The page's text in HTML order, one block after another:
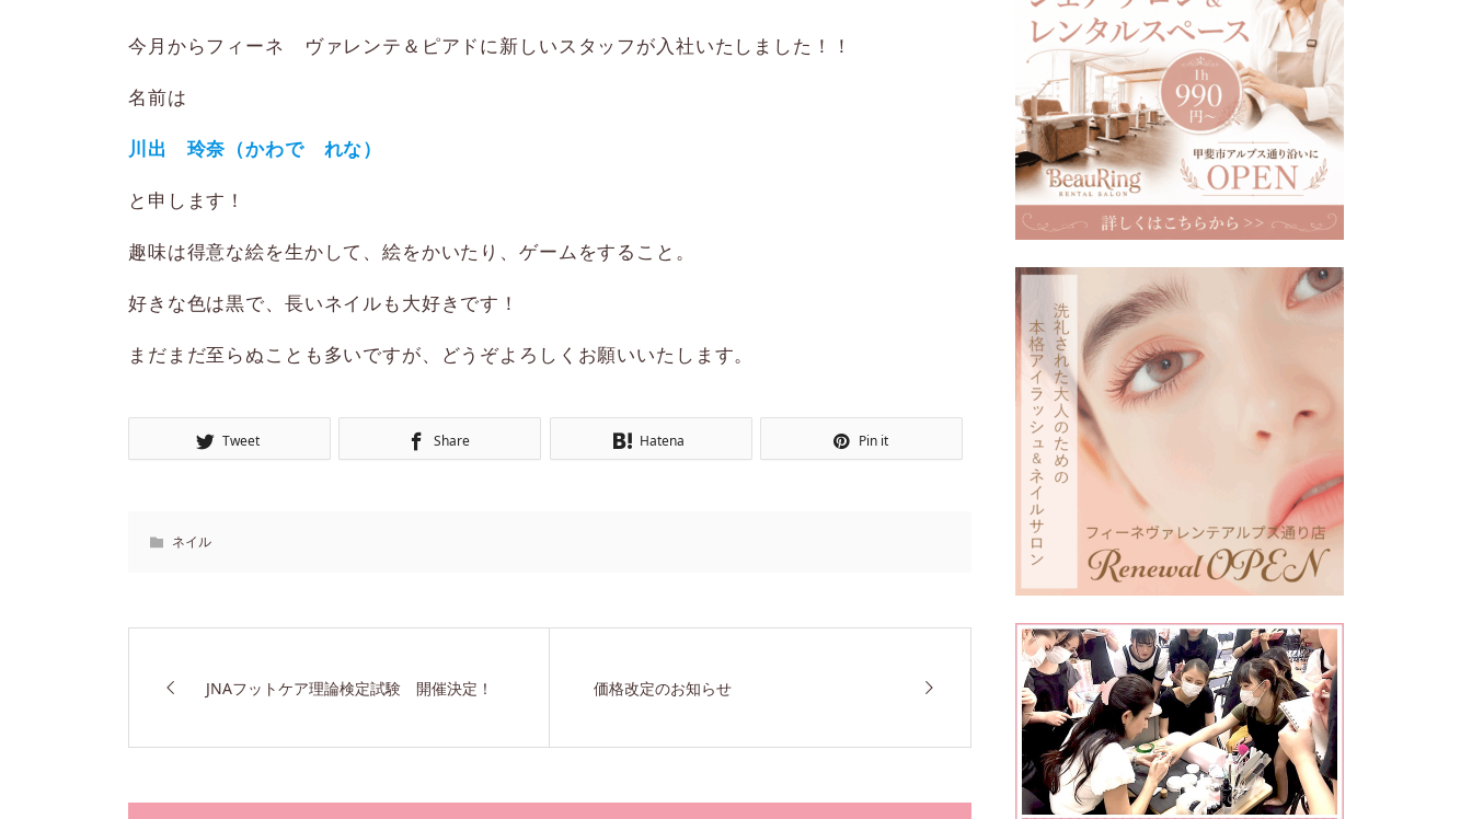
今月からフィーネ ヴァレンテ＆ピアドに新しいスタッフが入社いたしました！！
名前は
川出 玲奈（かわで れな）
と申します！
趣味は得意な絵を生かして、絵をかいたり、ゲームをすること。
好きな色は黒で、長いネイルも大好きです！
まだまだ至らぬことも多いですが、どうぞよろしくお願いいたします。
Tweet Share Hatena Pin it
ネイル
JNAフットケア理論検定試験 開催決定！ 価格改定のお知らせ